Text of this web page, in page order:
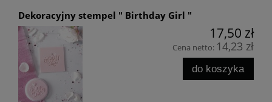
Dekoracyjny stempel " Birthday Girl "
17,50 zł
Cena netto: 14,23 zł
do koszyka